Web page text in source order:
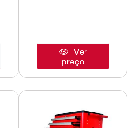
Ver
preço